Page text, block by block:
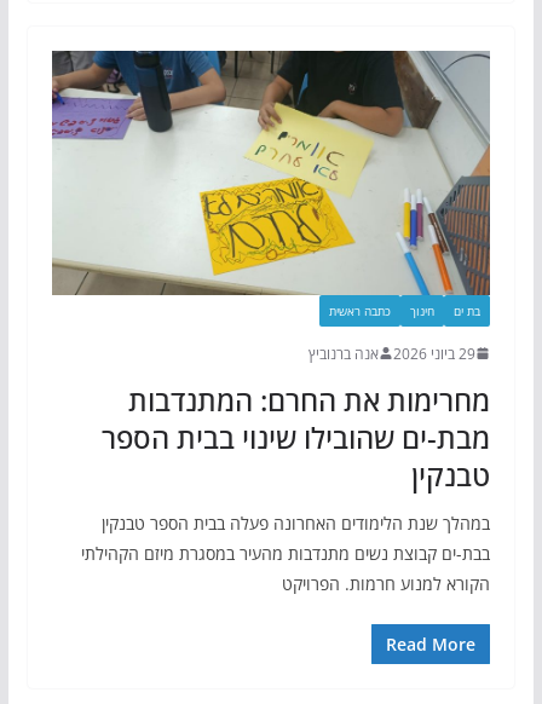
בת ים חינוך כתבה ראשית
29 ביוני 2026 אנה ברנוביץ
מחרימות את החרם: המתנדבות
מבת-ים שהובילו שינוי בבית הספר
טבנקין
במהלך שנת הלימודים האחרונה פעלה בבית הספר טבנקין
בבת-ים קבוצת נשים מתנדבות מהעיר במסגרת מיזם הקהילתי
הקורא למנוע חרמות. הפרויקט
Read More